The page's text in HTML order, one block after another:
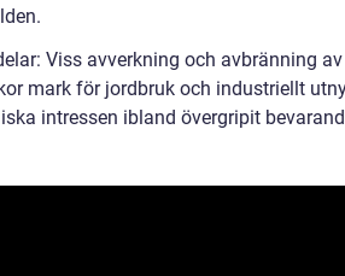
Viss avverkning och avbränning
mark för jordbruk och industriellt
intressen ibland övergripit